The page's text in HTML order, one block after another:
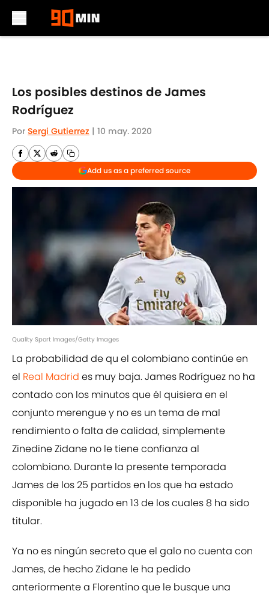
Los posibles destinos de James
Rodríguez
Por Sergi Gutierrez | 10 may. 2020
Add us as a preferred source
Quality Sport Images/Getty Images
La probabilidad de qu el colombiano continúe en
el Real Madrid es muy baja. James Rodríguez no ha
contado con los minutos que él quisiera en el
conjunto merengue y no es un tema de mal
rendimiento o falta de calidad, simplemente
Zinedine Zidane no le tiene confianza al
colombiano. Durante la presente temporada
James de los 25 partidos en los que ha estado
disponible ha jugado en 13 de los cuales 8 ha sido
titular.
Ya no es ningún secreto que el galo no cuenta con
James, de hecho Zidane le ha pedido
anteriormente a Florentino que le busque una